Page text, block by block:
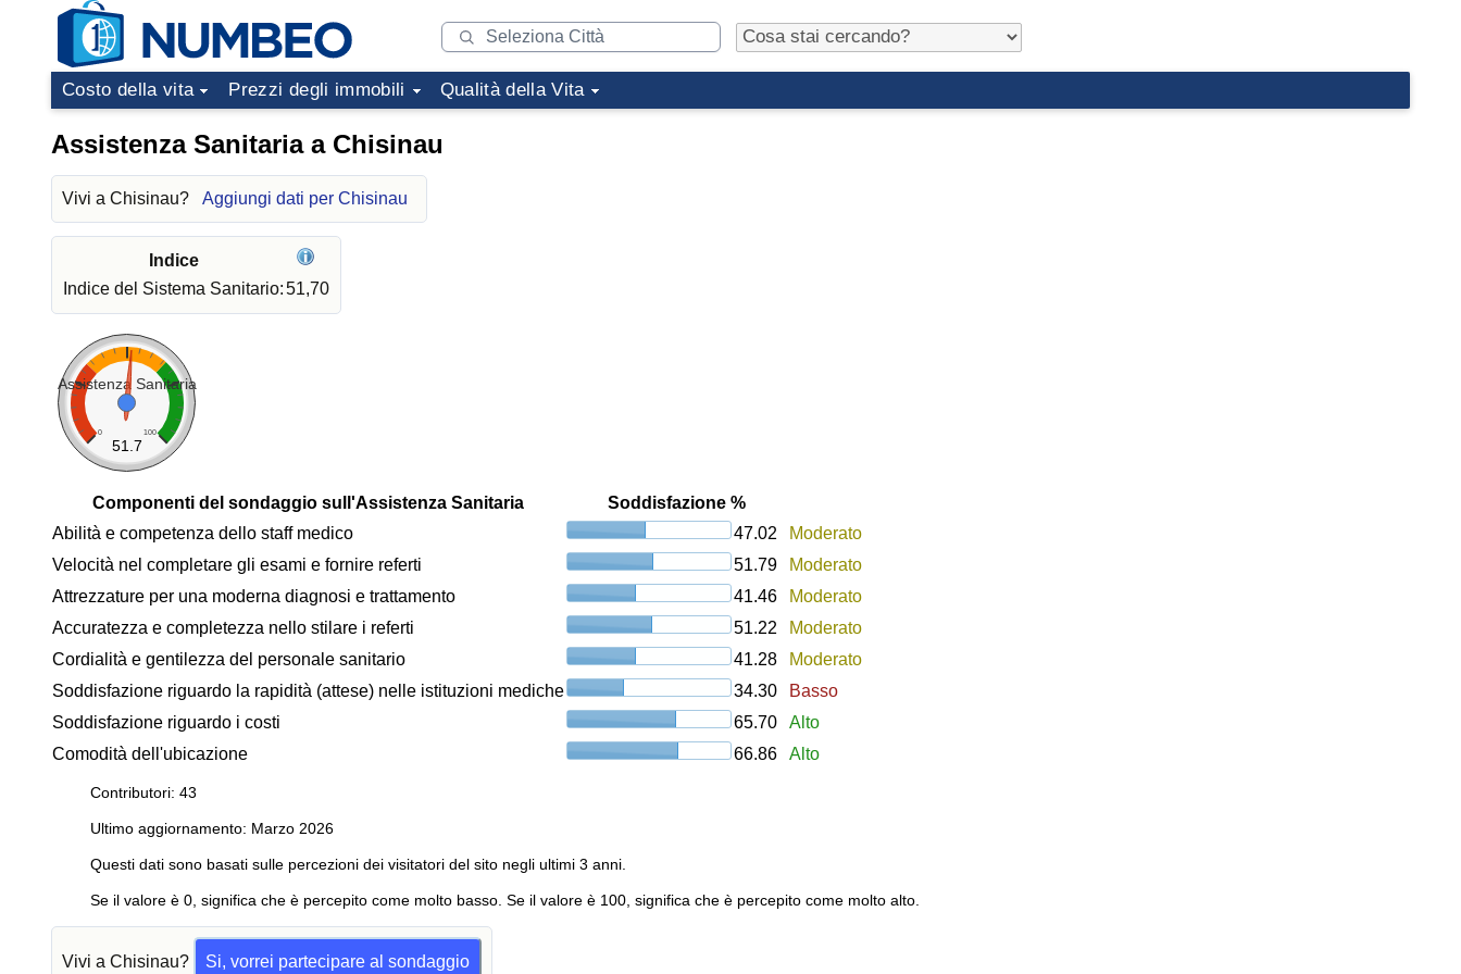
Costo della vita Prezzi degli immobili Qualità della Vita
Assistenza Sanitaria a Chisinau
Vivi a Chisinau? Aggiungi dati per Chisinau
Indice
Indice del Sistema Sanitario:51,70
Assistenza Sanitaria
0 100
51.7
Componenti del sondaggio sull'Assistenza Sanitaria
Soddisfazione %
Abilità e competenza dello staff medico
47.02
Moderato
Velocità nel completare gli esami e fornire referti
51.79
Moderato
Attrezzature per una moderna diagnosi e trattamento
41.46
Moderato
Accuratezza e completezza nello stilare i referti
51.22
Moderato
Cordialità e gentilezza del personale sanitario
41.28
Moderato
Soddisfazione riguardo la rapidità (attese) nelle istituzioni mediche
34.30
Basso
Soddisfazione riguardo i costi
65.70
Alto
Comodità dell'ubicazione
66.86 Alto
Contributori: 43
Ultimo aggiornamento: Marzo 2026
Questi dati sono basati sulle percezioni dei visitatori del sito negli ultimi 3 anni.
Se il valore è 0, significa che è percepito come molto basso. Se il valore è 100, significa che è percepito come molto alto.
Vivi a Chisinau? Si, vorrei partecipare al sondaggio